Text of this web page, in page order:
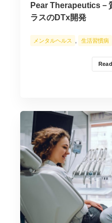
Pear Therapeutics－
ラスのDTx開発
メンタルヘルス 生活習慣病